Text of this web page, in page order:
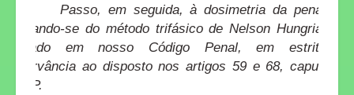
Passo, em seguida, à dosimetria da pena,
utilizando-se do método trifásico de Nelson Hungria,
adotado em nosso Código Penal, em estrita
observância ao disposto nos artigos 59 e 68, caput
do CP.